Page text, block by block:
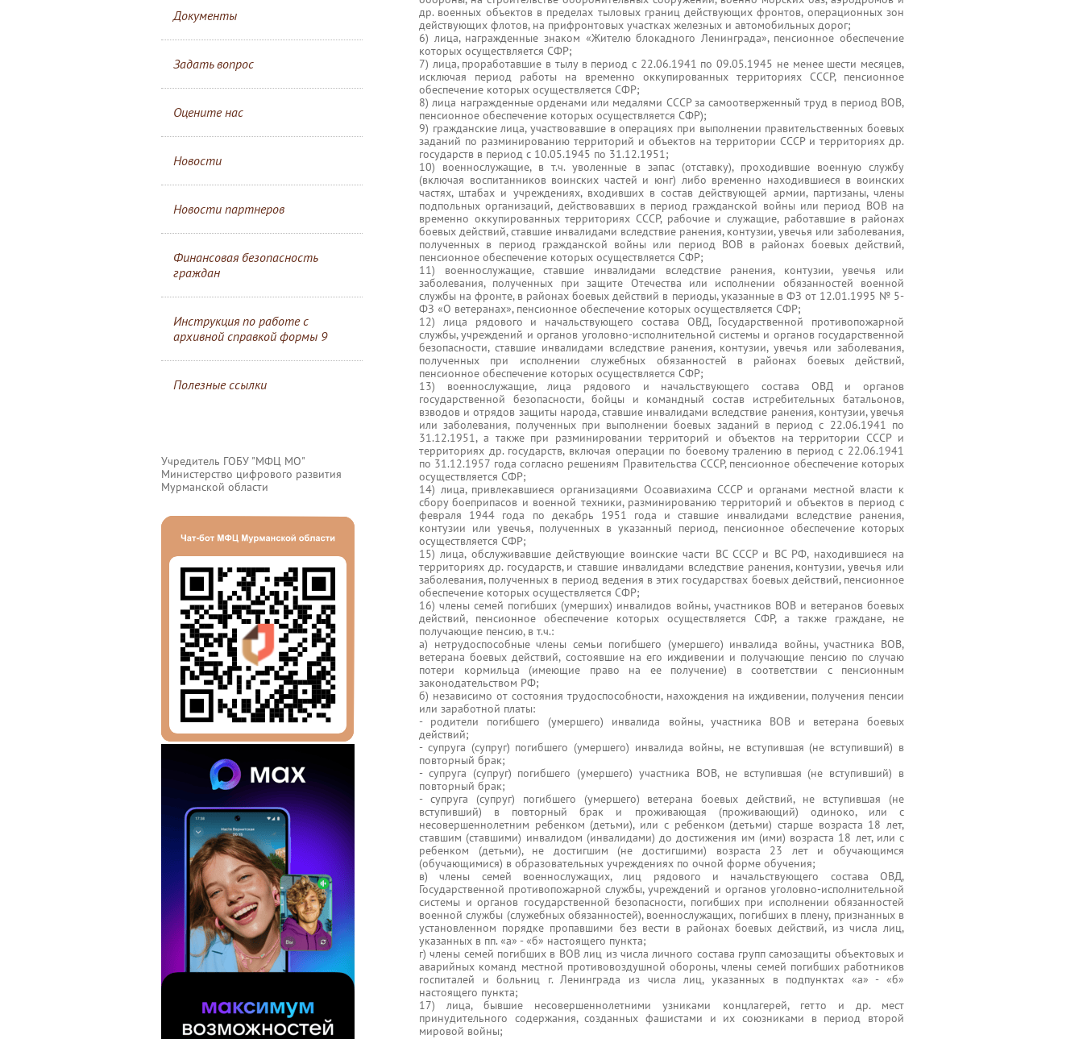
Документы
Задать вопрос
Оцените нас
Новости
Новости партнеров
Финансовая безопасность
граждан
Инструкция по работе с
архивной справкой формы 9
Полезные ссылки
Учредитель ГОБУ "МФЦ МО"
Министерство цифрового развития
Мурманской области
др. военных объектов в пределах тыловых границ действующих фронтов, операционных зон
действующих флотов, на прифронтовых участках железных и автомобильных дорог;
6) лица, награжденные знаком «Жителю блокадного Ленинграда», пенсионное обеспечение
которых осуществляется СФР;
7) лица, проработавшие в тылу в период с 22.06.1941 по 09.05.1945 не менее шести месяцев,
исключая период работы на временно оккупированных территориях СССР, пенсионное
обеспечение которых осуществляется СФР;
8) лица награжденные орденами или медалями СССР за самоотверженный труд в период ВОВ,
пенсионное обеспечение которых осуществляется СФР);
9) гражданские лица, участвовавшие в операциях при выполнении правительственных боевых
заданий по разминированию территорий и объектов на территории СССР и территориях др.
государств в период с 10.05.1945 по 31.12.1951;
10) военнослужащие, в т.ч. уволенные в запас (отставку), проходившие военную службу
(включая воспитанников воинских частей и юнг) либо временно находившиеся в воинских
частях, штабах и учреждениях, входивших в состав действующей армии, партизаны, члены
подпольных организаций, действовавших в период гражданской войны или период ВОВ на
временно оккупированных территориях СССР, рабочие и служащие, работавшие в районах
боевых действий, ставшие инвалидами вследствие ранения, контузии, увечья или заболевания,
полученных в период гражданской войны или период ВОВ в районах боевых действий,
пенсионное обеспечение которых осуществляется СФР;
11) военнослужащие, ставшие инвалидами вследствие ранения, контузии, увечья или
заболевания, полученных при защите Отечества или исполнении обязанностей военной
службы на фронте, в районах боевых действий в периоды, указанные в ФЗ от 12.01.1995 № 5-
ФЗ «О ветеранах», пенсионное обеспечение которых осуществляется СФР;
12) лица рядового и начальствующего состава ОВД, Государственной противопожарной
службы, учреждений и органов уголовно-исполнительной системы и органов государственной
безопасности, ставшие инвалидами вследствие ранения, контузии, увечья или заболевания,
полученных при исполнении служебных обязанностей в районах боевых действий,
пенсионное обеспечение которых осуществляется СФР;
13) военнослужащие, лица рядового и начальствующего состава ОВД и органов
государственной безопасности, бойцы и командный состав истребительных батальонов,
взводов и отрядов защиты народа, ставшие инвалидами вследствие ранения, контузии, увечья
или заболевания, полученных при выполнении боевых заданий в период с 22.06.1941 по
31.12.1951, а также при разминировании территорий и объектов на территории СССР и
территориях др. государств, включая операции по боевому тралению в период с 22.06.1941
по 31.12.1957 года согласно решениям Правительства СССР, пенсионное обеспечение которых
осуществляется СФР;
14) лица, привлекавшиеся организациями Осоавиахима СССР и органами местной власти к
сбору боеприпасов и военной техники, разминированию территорий и объектов в период с
февраля 1944 года по декабрь 1951 года и ставшие инвалидами вследствие ранения,
контузии или увечья, полученных в указанный период, пенсионное обеспечение которых
осуществляется СФР;
15) лица, обслуживавшие действующие воинские части ВС СССР и ВС РФ, находившиеся на
территориях др. государств, и ставшие инвалидами вследствие ранения, контузии, увечья или
заболевания, полученных в период ведения в этих государствах боевых действий, пенсионное
обеспечение которых осуществляется СФР;
16) члены семей погибших (умерших) инвалидов войны, участников ВОВ и ветеранов боевых
действий, пенсионное обеспечение которых осуществляется СФР, а также граждане, не
получающие пенсию, в т.ч.:
а) нетрудоспособные члены семьи погибшего (умершего) инвалида войны, участника ВОВ,
ветерана боевых действий, состоявшие на его иждивении и получающие пенсию по случаю
потери кормильца (имеющие право на ее получение) в соответствии с пенсионным
законодательством РФ;
б) независимо от состояния трудоспособности, нахождения на иждивении, получения пенсии
или заработной платы:
- родители погибшего (умершего) инвалида войны, участника ВОВ и ветерана боевых
действий;
- супруга (супруг) погибшего (умершего) инвалида войны, не вступившая (не вступивший) в
повторный брак;
- супруга (супруг) погибшего (умершего) участника ВОВ, не вступившая (не вступивший) в
повторный брак;
- супруга (супруг) погибшего (умершего) ветерана боевых действий, не вступившая (не
вступивший) в повторный брак и проживающая (проживающий) одиноко, или с
несовершеннолетним ребенком (детьми), или с ребенком (детьми) старше возраста 18 лет,
ставшим (ставшими) инвалидом (инвалидами) до достижения им (ими) возраста 18 лет, или с
ребенком (детьми), не достигшим (не достигшими) возраста 23 лет и обучающимся
(обучающимися) в образовательных учреждениях по очной форме обучения;
в) члены семей военнослужащих, лиц рядового и начальствующего состава ОВД,
Государственной противопожарной службы, учреждений и органов уголовно-исполнительной
системы и органов государственной безопасности, погибших при исполнении обязанностей
военной службы (служебных обязанностей), военнослужащих, погибших в плену, признанных в
установленном порядке пропавшими без вести в районах боевых действий, из числа лиц,
указанных в пп. «а» - «б» настоящего пункта;
г) члены семей погибших в ВОВ лиц из числа личного состава групп самозащиты объектовых и
аварийных команд местной противовоздушной обороны, члены семей погибших работников
госпиталей и больниц г. Ленинграда из числа лиц, указанных в подпунктах «а» - «б»
настоящего пункта;
17) лица, бывшие несовершеннолетними узниками концлагерей, гетто и др. мест
принудительного содержания, созданных фашистами и их союзниками в период второй
мировой войны;